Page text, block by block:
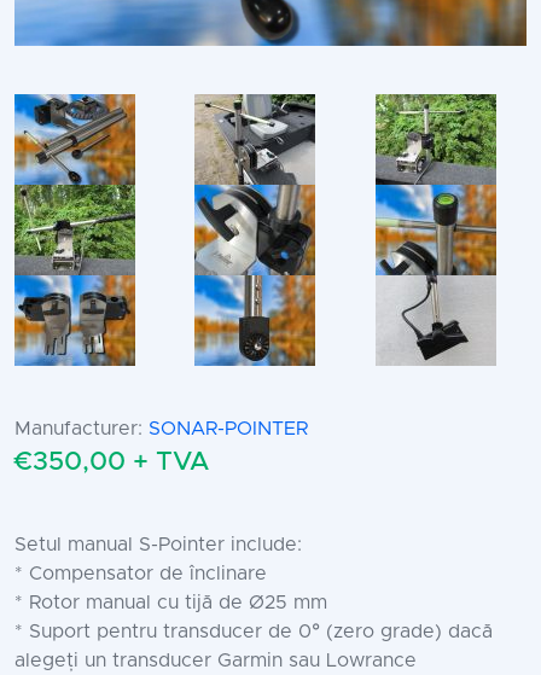
Manufacturer: SONAR-POINTER
€350,00 + TVA
Setul manual S-Pointer include:
* Compensator de înclinare
* Rotor manual cu tijă de Ø25 mm
* Suport pentru transducer de 0° (zero grade) dacă
alegeți un transducer Garmin sau Lowrance